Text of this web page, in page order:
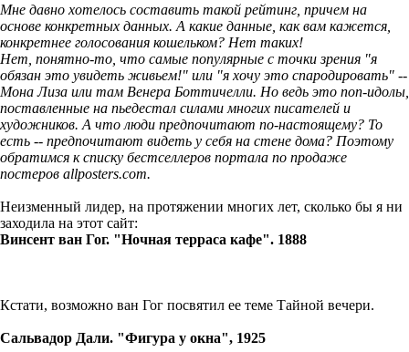
Мне давно хотелось составить такой рейтинг, причем на
основе конкретных данных. А какие данные, как вам кажется,
конкретнее голосования кошельком? Нет таких!
Нет, понятно-то, что самые популярные с точки зрения "я
обязан это увидеть живьем!" или "я хочу это спародировать" --
Мона Лиза или там Венера Боттичелли. Но ведь это поп-идолы,
поставленные на пьедестал силами многих писателей и
художников. А что люди предпочитают по-настоящему? То
есть -- предпочитают видеть у себя на стене дома? Поэтому
обратимся к списку бестселлеров портала по продаже
постеров allposters.com.
Неизменный лидер, на протяжении многих лет, сколько бы я ни
заходила на этот сайт:
Винсент ван Гог. "Ночная терраса кафе". 1888
Кстати, возможно ван Гог посвятил ее теме Тайной вечери.
Сальвадор Дали. "Фигура у окна", 1925